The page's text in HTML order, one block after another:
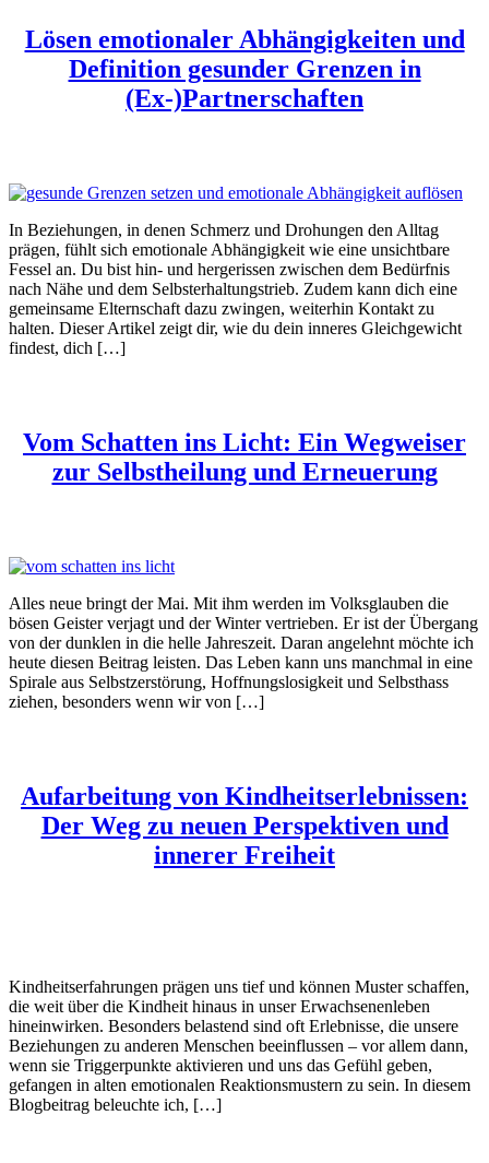
Lösen emotionaler Abhängigkeiten und
Definition gesunder Grenzen in
(Ex-)Partnerschaften
In Beziehungen, in denen Schmerz und Drohungen den Alltag
prägen, fühlt sich emotionale Abhängigkeit wie eine unsichtbare
Fessel an. Du bist hin- und hergerissen zwischen dem Bedürfnis
nach Nähe und dem Selbsterhaltungstrieb. Zudem kann dich eine
gemeinsame Elternschaft dazu zwingen, weiterhin Kontakt zu
halten. Dieser Artikel zeigt dir, wie du dein inneres Gleichgewicht
findest, dich […]
Vom Schatten ins Licht: Ein Wegweiser
zur Selbstheilung und Erneuerung
Alles neue bringt der Mai. Mit ihm werden im Volksglauben die
bösen Geister verjagt und der Winter vertrieben. Er ist der Übergang
von der dunklen in die helle Jahreszeit. Daran angelehnt möchte ich
heute diesen Beitrag leisten. Das Leben kann uns manchmal in eine
Spirale aus Selbstzerstörung, Hoffnungslosigkeit und Selbsthass
ziehen, besonders wenn wir von […]
Aufarbeitung von Kindheitserlebnissen:
Der Weg zu neuen Perspektiven und
innerer Freiheit
Kindheitserfahrungen prägen uns tief und können Muster schaffen,
die weit über die Kindheit hinaus in unser Erwachsenenleben
hineinwirken. Besonders belastend sind oft Erlebnisse, die unsere
Beziehungen zu anderen Menschen beeinflussen – vor allem dann,
wenn sie Triggerpunkte aktivieren und uns das Gefühl geben,
gefangen in alten emotionalen Reaktionsmustern zu sein. In diesem
Blogbeitrag beleuchte ich, […]